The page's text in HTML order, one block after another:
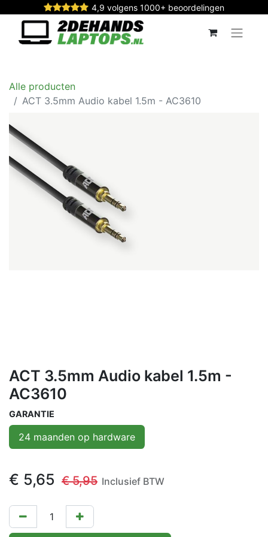
4,9 volgens 1000+ beoordelingen
Alle producten
ACT 3.5mm Audio kabel 1.5m - AC3610
ACT 3.5mm Audio kabel 1.5m -
AC3610
GARANTIE
24 maanden op hardware
€ 5,65 €5,95 Inclusief BTW